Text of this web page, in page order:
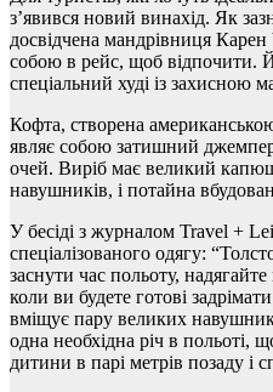
з’явився новий винахід. Як
досвідчена мандрівниця
собою в рейс, щоб відпочити.
спеціальний худі із захисною
Кофта, створена
являє собою затишний
очей. Виріб має великий
навушників, і потайна
У бесіді з журналом Travel +
спеціалізованого одягу:
заснути час польоту,
коли ви будете готові
вміщує пару великих
одна необхідна річ в польоті,
дитини в парі метрів позаду і